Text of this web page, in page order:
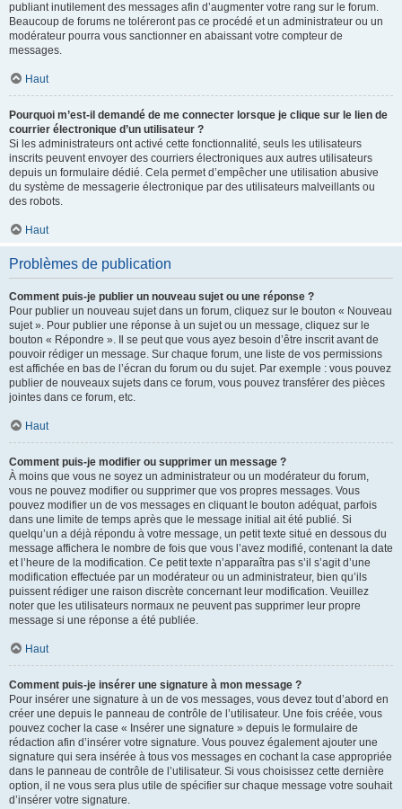
publiant inutilement des messages afin d’augmenter votre rang sur le forum.
Beaucoup de forums ne toléreront pas ce procédé et un administrateur ou un
modérateur pourra vous sanctionner en abaissant votre compteur de
messages.
Haut
Pourquoi m’est-il demandé de me connecter lorsque je clique sur le lien de
courrier électronique d’un utilisateur ?
Si les administrateurs ont activé cette fonctionnalité, seuls les utilisateurs
inscrits peuvent envoyer des courriers électroniques aux autres utilisateurs
depuis un formulaire dédié. Cela permet d’empêcher une utilisation abusive
du système de messagerie électronique par des utilisateurs malveillants ou
des robots.
Haut
Problèmes de publication
Comment puis-je publier un nouveau sujet ou une réponse ?
Pour publier un nouveau sujet dans un forum, cliquez sur le bouton « Nouveau
sujet ». Pour publier une réponse à un sujet ou un message, cliquez sur le
bouton « Répondre ». Il se peut que vous ayez besoin d’être inscrit avant de
pouvoir rédiger un message. Sur chaque forum, une liste de vos permissions
est affichée en bas de l’écran du forum ou du sujet. Par exemple : vous pouvez
publier de nouveaux sujets dans ce forum, vous pouvez transférer des pièces
jointes dans ce forum, etc.
Haut
Comment puis-je modifier ou supprimer un message ?
À moins que vous ne soyez un administrateur ou un modérateur du forum,
vous ne pouvez modifier ou supprimer que vos propres messages. Vous
pouvez modifier un de vos messages en cliquant le bouton adéquat, parfois
dans une limite de temps après que le message initial ait été publié. Si
quelqu’un a déjà répondu à votre message, un petit texte situé en dessous du
message affichera le nombre de fois que vous l’avez modifié, contenant la date
et l’heure de la modification. Ce petit texte n’apparaîtra pas s’il s’agit d’une
modification effectuée par un modérateur ou un administrateur, bien qu’ils
puissent rédiger une raison discrète concernant leur modification. Veuillez
noter que les utilisateurs normaux ne peuvent pas supprimer leur propre
message si une réponse a été publiée.
Haut
Comment puis-je insérer une signature à mon message ?
Pour insérer une signature à un de vos messages, vous devez tout d’abord en
créer une depuis le panneau de contrôle de l’utilisateur. Une fois créée, vous
pouvez cocher la case « Insérer une signature » depuis le formulaire de
rédaction afin d’insérer votre signature. Vous pouvez également ajouter une
signature qui sera insérée à tous vos messages en cochant la case appropriée
dans le panneau de contrôle de l’utilisateur. Si vous choisissez cette dernière
option, il ne vous sera plus utile de spécifier sur chaque message votre souhait
d’insérer votre signature.